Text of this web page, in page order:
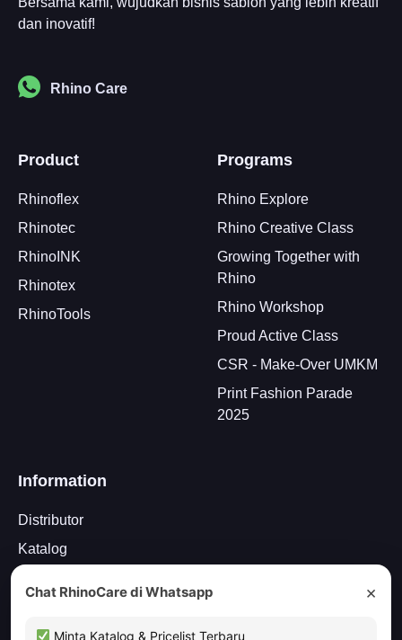
dan inovatif!
Rhino Care
Product
Rhinoflex
Rhinotec
RhinoINK
Rhinotex
RhinoTools
Programs
Rhino Explore
Rhino Creative Class
Growing Together with
Rhino
Rhino Workshop
Proud Active Class
CSR - Make-Over UMKM
Print Fashion Parade
2025
Information
Distributor
Katalog
Hubungi Kami
Chat RhinoCare di Whatsapp ×
Minta Katalog & Pricelist Terbaru